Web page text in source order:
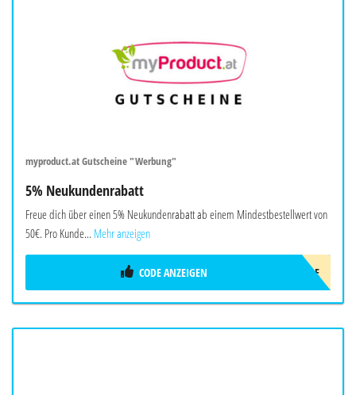
myproduct.at Gutscheine "Werbung"
5% Neukundenrabatt
Freue dich über einen 5% Neukundenrabatt ab einem Mindestbestellwert von
50€. Pro Kunde... Mehr anzeigen
ERSTKUNDE
CODE ANZEIGEN